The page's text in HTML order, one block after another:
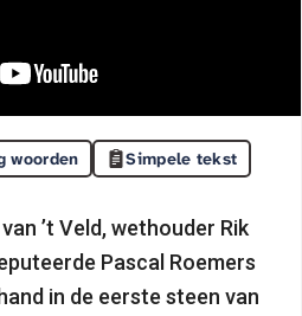
woorden Simpele tekst
’t Veld, wethouder Rik
Pascal Roemers
in de eerste steen van